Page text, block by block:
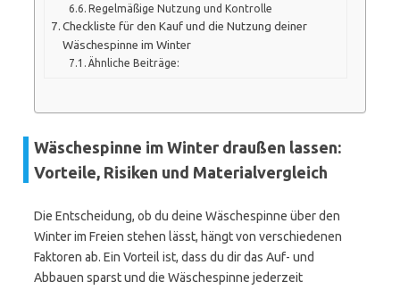
Regelmäßige Nutzung und Kontrolle
Checkliste für den Kauf und die Nutzung deiner
Wäschespinne im Winter
Ähnliche Beiträge:
Wäschespinne im Winter draußen lassen:
Vorteile, Risiken und Materialvergleich
Die Entscheidung, ob du deine Wäschespinne über den
Winter im Freien stehen lässt, hängt von verschiedenen
Faktoren ab. Ein Vorteil ist, dass du dir das Auf- und
Abbauen sparst und die Wäschespinne jederzeit